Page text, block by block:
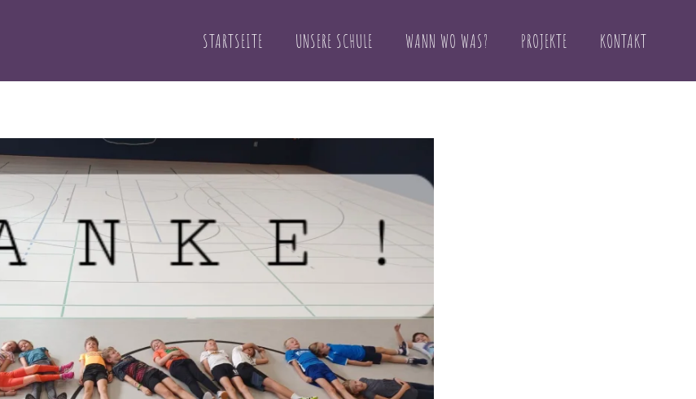
STARTSEITE UNSERE SCHULE WANN WO WAS? PROJEKTE KONTAKT